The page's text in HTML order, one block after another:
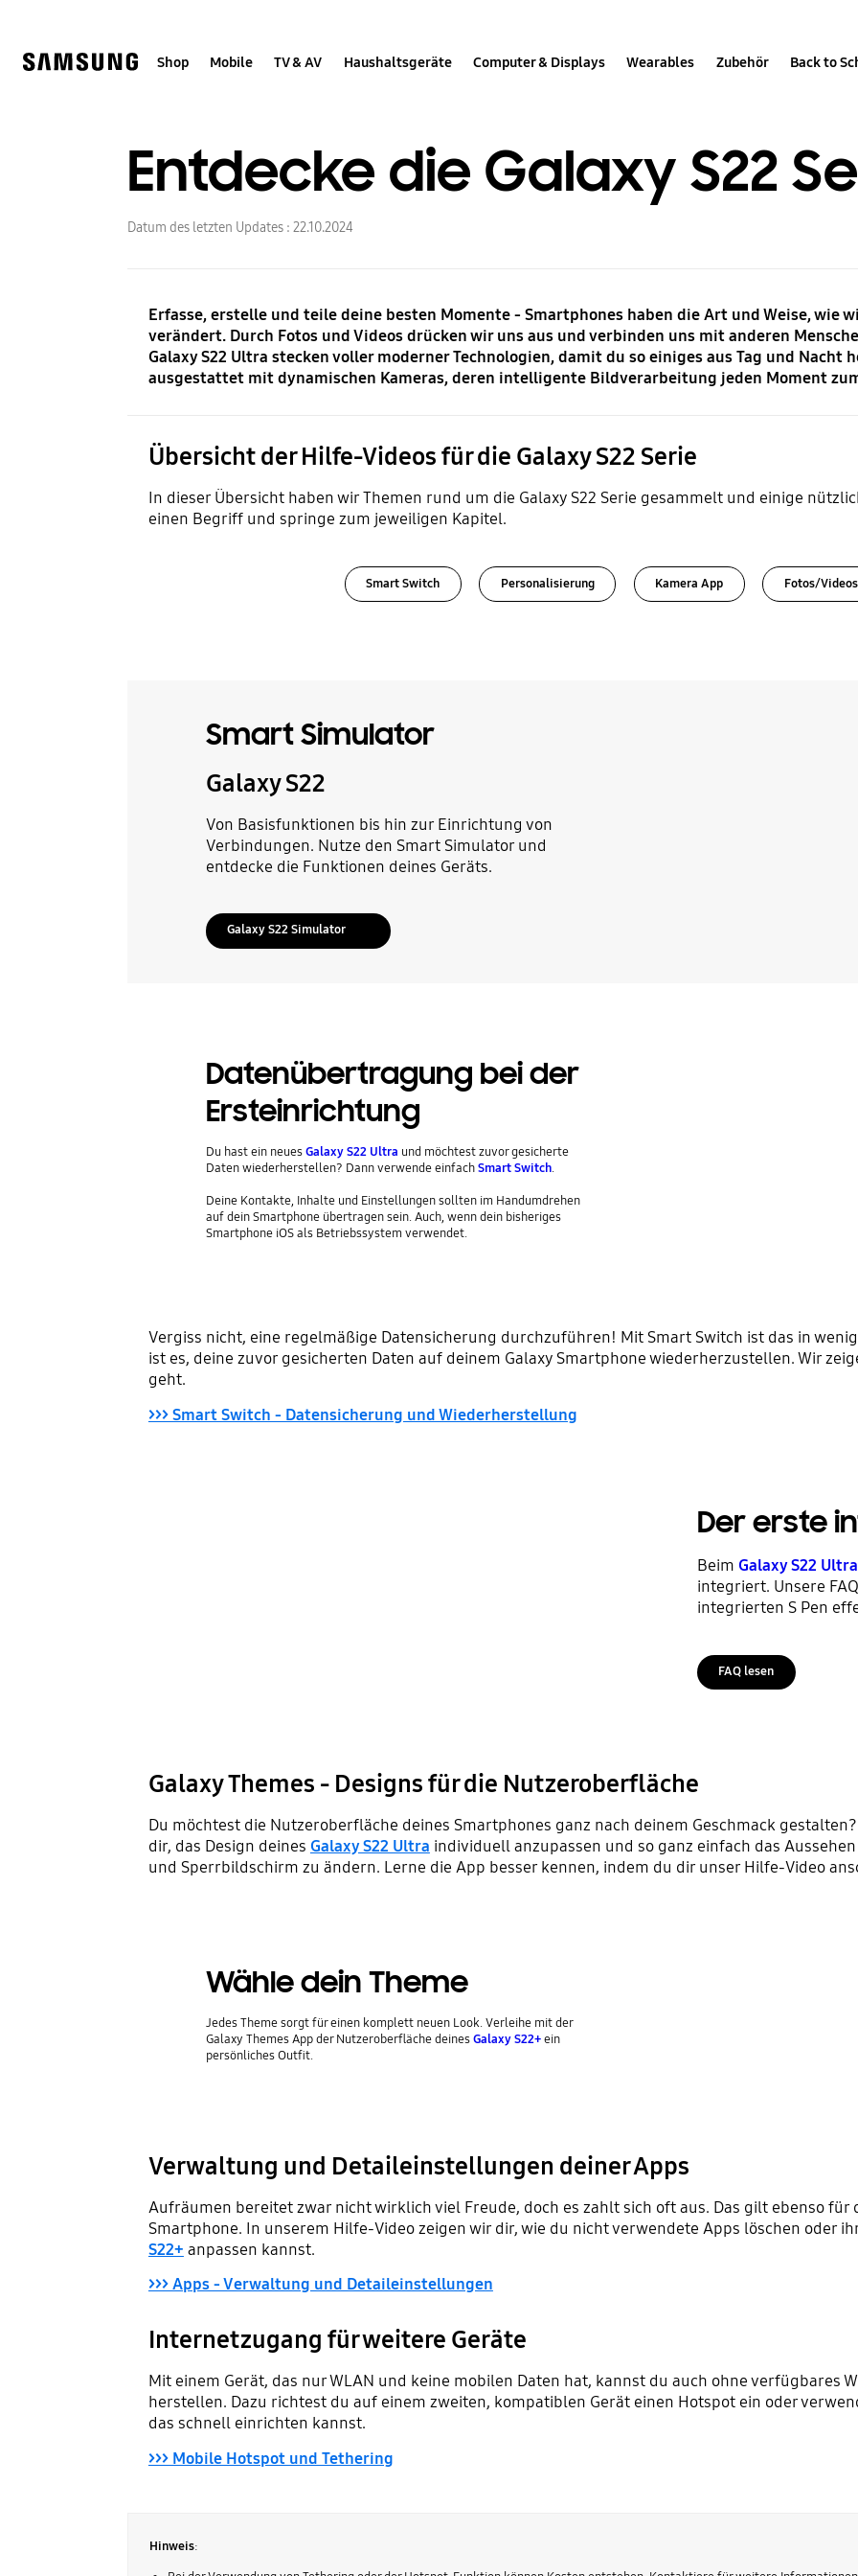
help
Shop Mobile TV & AV Haushaltsgeräte Computer & Displays Wearables Zubehör Back to
Entdecke die Galaxy S22
Datum des letzten Updates : 22.10.2024
Erfasse, erstelle und teile deine besten Momente - Smartphones haben die Art und Weise, wie
verändert. Durch Fotos und Videos drücken wir uns aus und verbinden uns mit anderen
Galaxy S22 Ultra stecken voller moderner Technologien, damit du so einiges aus Tag und Nacht
ausgestattet mit dynamischen Kameras, deren intelligente Bildverarbeitung jeden Moment
Übersicht der Hilfe-Videos für die Galaxy S22 Serie
In dieser Übersicht haben wir Themen rund um die Galaxy S22 Serie gesammelt und einige
einen Begriff und springe zum jeweiligen Kapitel.
Smart Switch Personalisierung Kamera App Fotos/
Smart Simulator
Galaxy S22
Von Basisfunktionen bis hin zur Einrichtung von
Verbindungen. Nutze den Smart Simulator und
entdecke die Funktionen deines Geräts.
Galaxy S22 Simulator
Datenübertragung bei der
Ersteinrichtung
Du hast ein neuesGalaxy S22 Ultra und möchtest zuvor gesicherte
Daten wiederherstellen? Dann verwende einfachSmart Switch.
Deine Kontakte, Inhalte und Einstellungen sollten im Handumdrehen
auf dein Smartphone übertragen sein. Auch, wenn dein bisheriges
Smartphone iOS als Betriebssystem verwendet.
Vergiss nicht, eine regelmäßige Datensicherung durchzuführen! Mit Smart Switch ist das in
ist es, deine zuvor gesicherten Daten auf deinem Galaxy Smartphone wiederherzustellen. Wir
geht.
>>> Smart Switch - Datensicherung und Wiederherstellung
Der erste
Beim Galaxy S22 Ultra
integriert. Unsere
integrierten S Pen
FAQ lesen
Galaxy Themes - Designs für die Nutzeroberfläche
Du möchtest die Nutzeroberfläche deines Smartphones ganz nach deinem Geschmack
dir, das Design deines Galaxy S22 Ultra individuell anzupassen und so ganz einfach das
und Sperrbildschirm zu ändern. Lerne die App besser kennen, indem du dir unser Hilfe-Video
Wähle dein Theme
Jedes Theme sorgt für einen komplett neuen Look. Verleihe mit der
Galaxy Themes App der Nutzeroberfläche deinesGalaxy S22+ein
persönliches Outfit.
Verwaltung und Detaileinstellungen deiner Apps
Aufräumen bereitet zwar nicht wirklich viel Freude, doch es zahlt sich oft aus. Das gilt ebenso für
Smartphone. In unserem Hilfe-Video zeigen wir dir, wie du nicht verwendete Apps löschen oder
S22+ anpassen kannst.
>>> Apps - Verwaltung und Detaileinstellungen
Internetzugang für weitere Geräte
Mit einem Gerät, das nur WLAN und keine mobilen Daten hat, kannst du auch ohne verfügbares
herstellen. Dazu richtest du auf einem zweiten, kompatiblen Gerät einen Hotspot ein oder
das schnell einrichten kannst.
>>> Mobile Hotspot und Tethering
Hinweis: